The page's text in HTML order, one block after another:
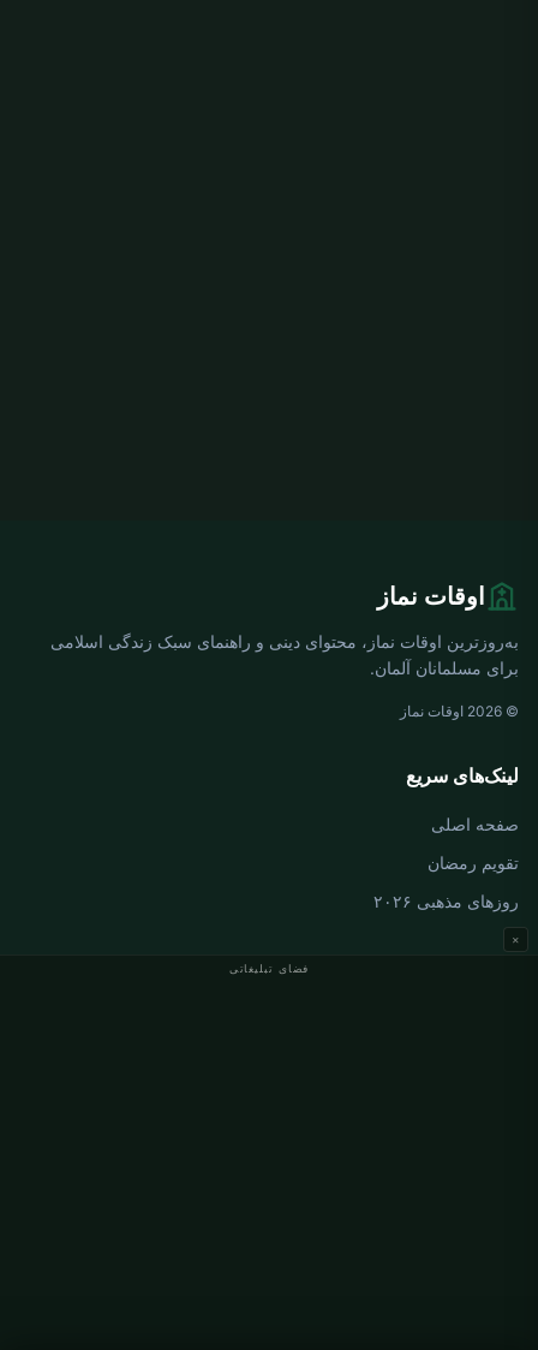
فضای تبلیغاتی
×
اوقات نماز
به‌روزترین اوقات نماز، محتوای دینی و راهنمای سبک زندگی اسلامی
برای مسلمانان آلمان.
© 2026 اوقات نماز
لینک‌های سریع
صفحه اصلی
تقویم رمضان
روزهای مذهبی ۲۰۲۶